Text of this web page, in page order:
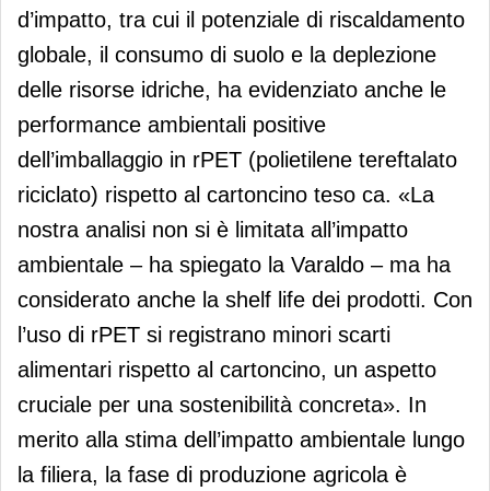
d’impatto, tra cui il potenziale di riscaldamento
globale, il consumo di suolo e la deplezione
delle risorse idriche, ha evidenziato anche le
performance ambientali positive
dell’imballaggio in rPET (polietilene tereftalato
riciclato) rispetto al cartoncino teso ca. «La
nostra analisi non si è limitata all’impatto
ambientale – ha spiegato la Varaldo – ma ha
considerato anche la shelf life dei prodotti. Con
l’uso di rPET si registrano minori scarti
alimentari rispetto al cartoncino, un aspetto
cruciale per una sostenibilità concreta». In
merito alla stima dell’impatto ambientale lungo
la filiera, la fase di produzione agricola è